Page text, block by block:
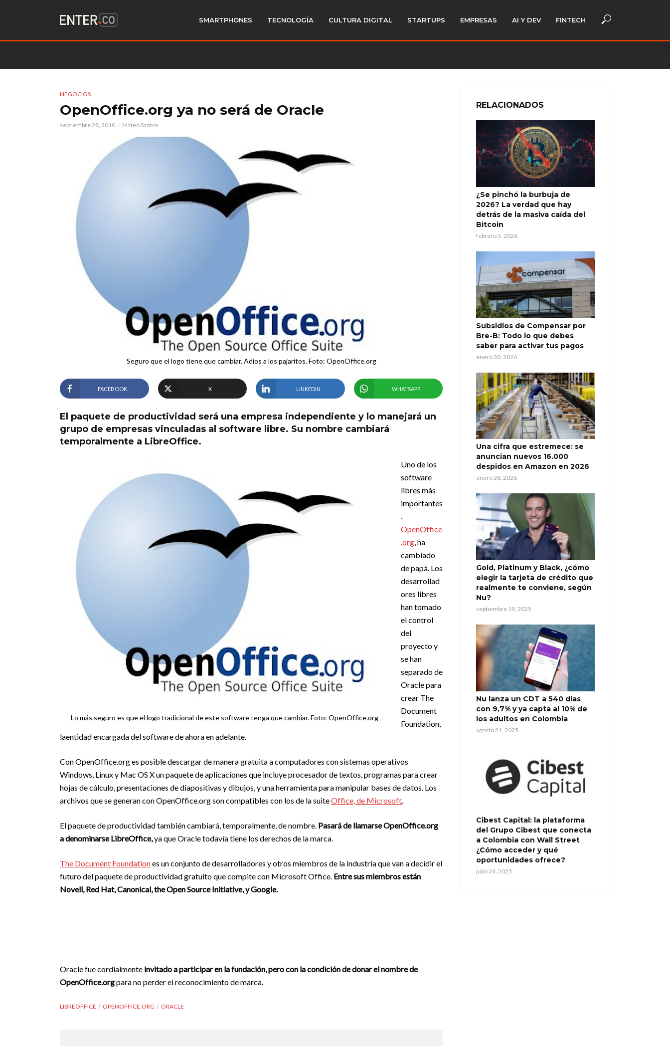
SMARTPHONES TECNOLOGÍA CULTURA DIGITAL STARTUPS EMPRESAS AI Y DEV FINTECH
NEGOCIOS
OpenOffice.org ya no será de Oracle
septiembre 28, 2010 Mateo Santos
Seguro que el logo tiene que cambiar. Adios a los pajaritos. Foto: OpenOffice.org
FACEBOOK X LINKEDIN WHATSAPP
El paquete de productividad será una empresa independiente y lo manejará un
grupo de empresas vinculadas al software libre. Su nombre cambiará
temporalmente a LibreOffice.
Lo más seguro es que el logo tradicional de este software tenga que cambiar. Foto: OpenOffice.org
Uno de los
software
libres más
importantes
,
OpenOffice
.org, ha
cambiado
de papá. Los
desarrollad
ores libres
han tomado
el control
del
proyecto y
se han
separado de
Oracle para
crear The
Document
Foundation,
laentidad encargada del software de ahora en adelante.
Con OpenOffice.org es posible descargar de manera gratuita a computadores con sistemas operativos
Windows, Linux y Mac OS X un paquete de aplicaciones que incluye procesador de textos, programas para crear
hojas de cálculo, presentaciones de diapositivas y dibujos, y una herramienta para manipular bases de datos. Los
archivos que se generan con OpenOffice.org son compatibles con los de la suiteOffice, de Microsoft.
El paquete de productividad también cambiará, temporalmente, de nombre. Pasará de llamarse OpenOffice.org
a denominarse LibreOffice,ya que Oracle todavía tiene los derechos de la marca.
The Document Foundationes un conjunto de desarrolladores y otros miembros de la industria que van a decidir el
futuro del paquete de productividad gratuito que compite con Microsoft Office. Entre sus miembros están
Novell, Red Hat, Canonical, the Open Source Initiative, y Google.
Oracle fue cordialmente invitado a participar en la fundación, pero con la condición de donar el nombre de
OpenOffice.orgpara no perder el reconocimiento de marca.
LIBREOFFICE OPENOFFICE.ORG ORACLE
RELACIONADOS
¿Se pinchó la burbuja de
2026? La verdad que hay
detrás de la masiva caída del
Bitcoin
febrero 5, 2026
Subsidios de Compensar por
Bre-B: Todo lo que debes
saber para activar tus pagos
enero 30, 2026
Una cifra que estremece: se
anuncian nuevos 16.000
despidos en Amazon en 2026
enero 28, 2026
Gold, Platinum y Black, ¿cómo
elegir la tarjeta de crédito que
realmente te conviene, según
Nu?
septiembre 19, 2025
Nu lanza un CDT a 540 días
con 9,7% y ya capta al 10% de
los adultos en Colombia
agosto 21, 2025
Cibest Capital: la plataforma
del Grupo Cibest que conecta
a Colombia con Wall Street
¿Cómo acceder y qué
oportunidades ofrece?
julio 24, 2025